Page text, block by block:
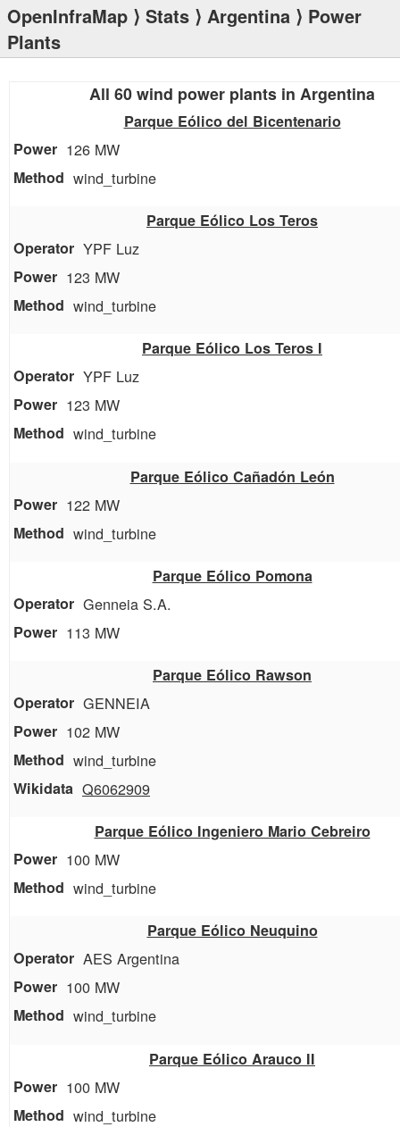
OpenInfraMap ⟩ Stats ⟩ Argentina ⟩ Power
Plants
All 60 wind power plants in Argentina
Parque Eólico del Bicentenario
126 MW
wind_turbine
Parque Eólico Los Teros
YPF Luz
123 MW
wind_turbine
Parque Eólico Los Teros I
YPF Luz
123 MW
wind_turbine
Parque Eólico Cañadón León
122 MW
wind_turbine
Parque Eólico Pomona
Genneia S.A.
113 MW
Parque Eólico Rawson
GENNEIA
102 MW
wind_turbine
Q6062909
Parque Eólico Ingeniero Mario Cebreiro
100 MW
wind_turbine
Parque Eólico Neuquino
AES Argentina
100 MW
wind_turbine
Parque Eólico Arauco II
100 MW
wind_turbine